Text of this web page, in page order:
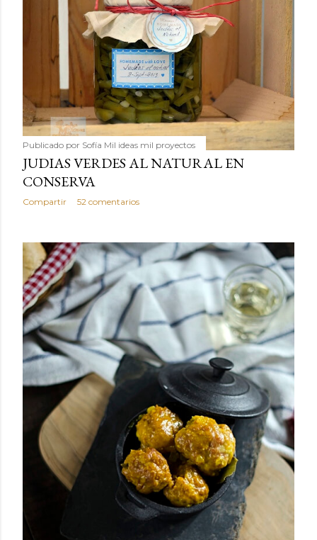
Publicado por Sofía Mil ideas mil proyectos
JUDIAS VERDES AL NATURAL EN
CONSERVA
Compartir 52 comentarios